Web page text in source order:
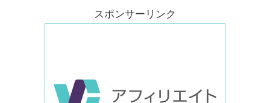
スポンサーリンク